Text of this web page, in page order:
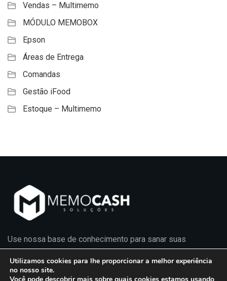
Vendas – Multimemo
MÓDULO MEMOBOX
Epson
Áreas de Entrega
Comandas
Gestão iFood
Estoque – Multimemo
Use nossa base de conhecimento para sanar suas
principais dúvidas e manter-se atualizado sobre os
produtos e serviços.
Utilizamos cookies para lhe proporcionar a melhor experiência
no nosso site.